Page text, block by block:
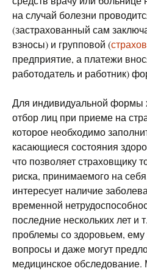
на случай болезни
(застрахованный сам
взносы) и групповой (
предприятие, а платежи
работодатель и работник)
Для индивидуальной формы
отбор лиц при приеме на
которое необходимо
касающиеся состояния
что позволяет страховщику
риска, принимаемого на
интересует наличие
временной
последние нескольких лет и
проблемы со здоровьем,
вопросы и даже могут
медицинское обследование.